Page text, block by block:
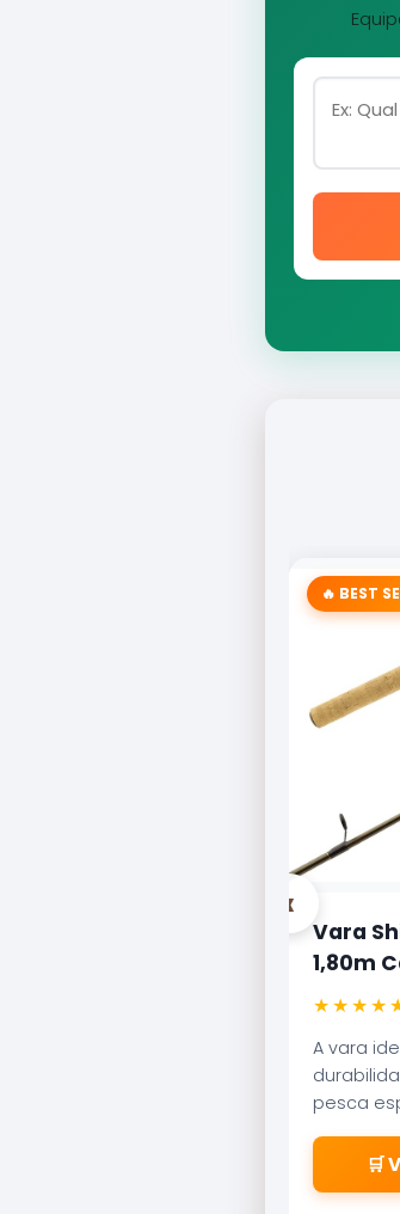
‹
🔥 BEST
Vara
1,80m
A vara
pesca
carbono
fisgadas
🛒